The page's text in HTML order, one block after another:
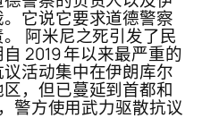
它说它要求道德警察
阿米尼之死引发了民
2019 年以来最严重的
活动集中在伊朗库尔
，但已蔓延到首都和
警方使用武力驱散抗议